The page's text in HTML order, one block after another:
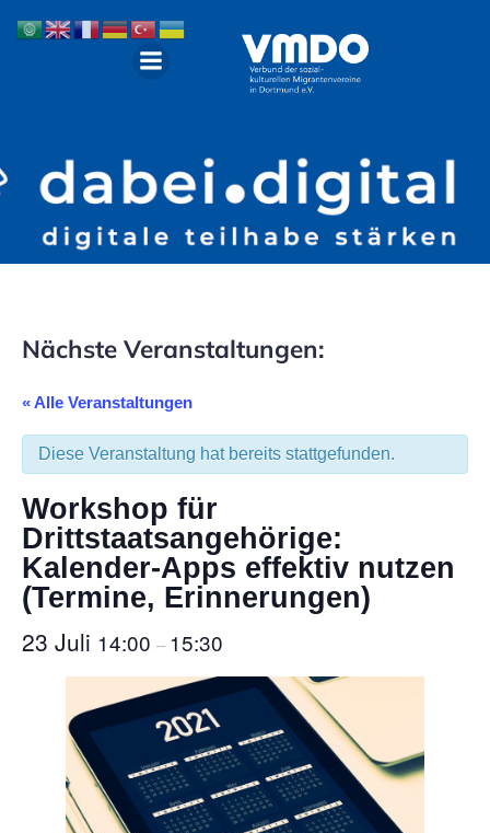
Nächste Veranstaltungen:
« Alle Veranstaltungen
Diese Veranstaltung hat bereits stattgefunden.
Workshop für
Drittstaatsangehörige:
Kalender-Apps effektiv nutzen
(Termine, Erinnerungen)
23 Juli 14:00 – 15:30